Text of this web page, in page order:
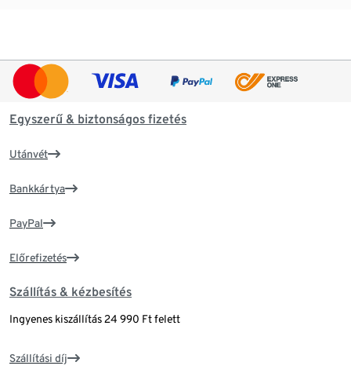
Egyszerű & biztonságos fizetés
Utánvét
Bankkártya
PayPal
Előrefizetés
Szállítás & kézbesítés
Ingyenes kiszállítás 24 990 Ft felett
Szállítási díj